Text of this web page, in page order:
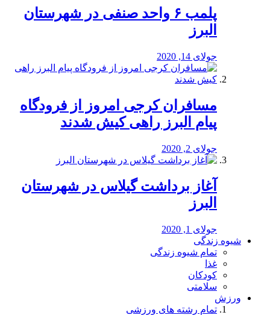
پلمب ۶ واحد صنفی در شهرستان
البرز
جولای 14, 2020
مسافران کرجی امروز از فرودگاه
پیام البرز راهی کیش شدند
جولای 2, 2020
آغاز برداشت گیلاس در شهرستان
البرز
جولای 1, 2020
شیوه زندگی
تمام شیوه زندگی
غذا
کودکان
سلامتی
ورزش
تمام رشته های ورزشی